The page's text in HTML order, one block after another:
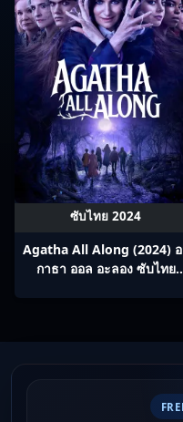
ซับไทย 2024
Agatha All Along (2024)
กาธา ออล อะลอง ซับไทย